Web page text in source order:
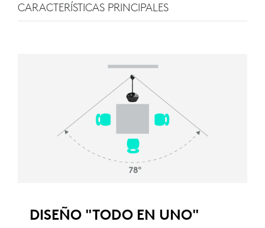
CARACTERÍSTICAS PRINCIPALES
DISEÑO "TODO EN UNO"